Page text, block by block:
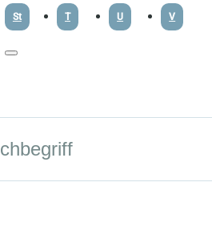
St T U V